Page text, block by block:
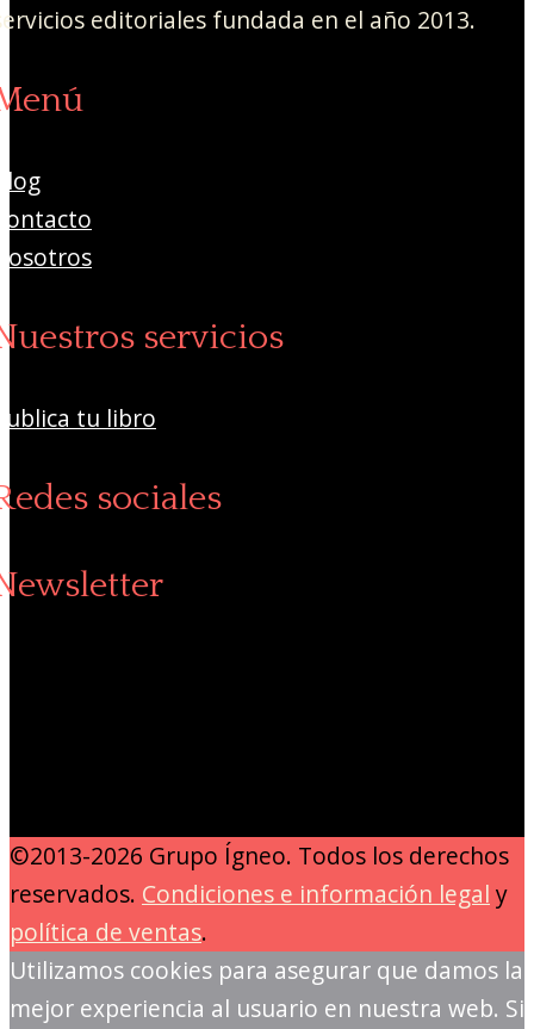
editoriales fundada en el año 2013.
servicios
tu libro
sociales
©2013-2026 Grupo Ígneo. Todos los derechos
reservados. Condiciones e información legal y
política de ventas.
Utilizamos cookies para asegurar que damos la
mejor experiencia al usuario en nuestra web. Si